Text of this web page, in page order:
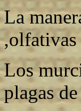
La
,olfativas
Los
plagas